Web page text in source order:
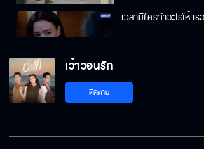
เวลามีใครทำอะไรให้
ถ้าผู้หญิงคนนี้เจ็บเมื่อไ
เว้าวอนรัก
ติดตาม